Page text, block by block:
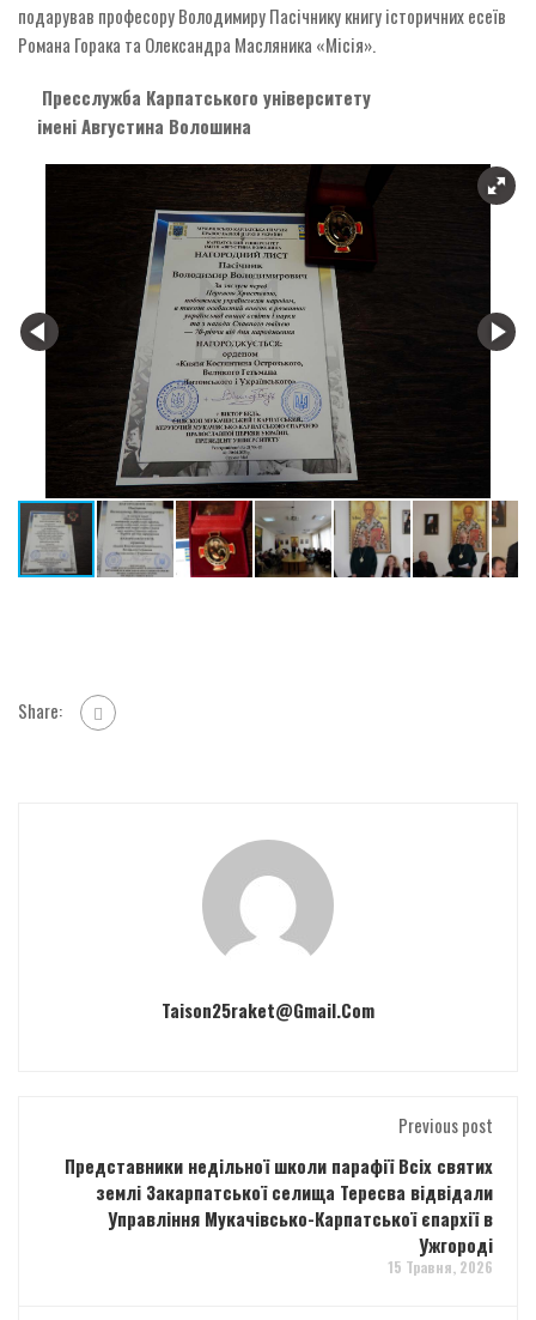
подарував професору Володимиру Пасічнику книгу історичних есеїв
Романа Горака та Олександра Масляника «Місія».
Пресслужба Карпатського університету
імені Августина Волошина
Share:
Taison25raket@gmail.com
Previous post
Представники недільної школи парафії Всіх святих
землі Закарпатської селища Тересва відвідали
Управління Мукачівсько-Карпатської єпархії в
Ужгороді
15 Травня, 2026